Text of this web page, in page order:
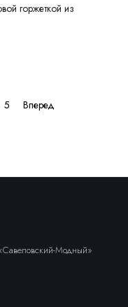
горжеткой из
5 Вперед
Модный»